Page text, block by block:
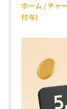
ホーム/ チャ
付与)